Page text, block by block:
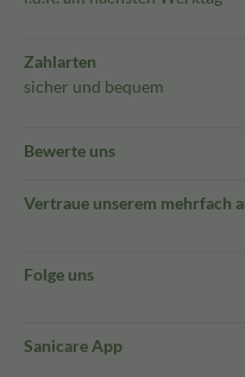
Zahlarten
sicher und bequem
Bewerte uns
Vertraue unserem mehrfach
Folge uns
Sanicare App